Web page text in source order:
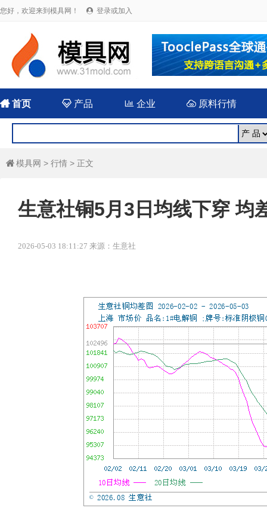
您好，欢迎来到模具网！  登录或加入
首页  产品 企业 原料行情
 模具网 > 行情 > 正文
生意社铜5月3日均线下穿 均
2026-05-03 18:11:27 来源：生意社